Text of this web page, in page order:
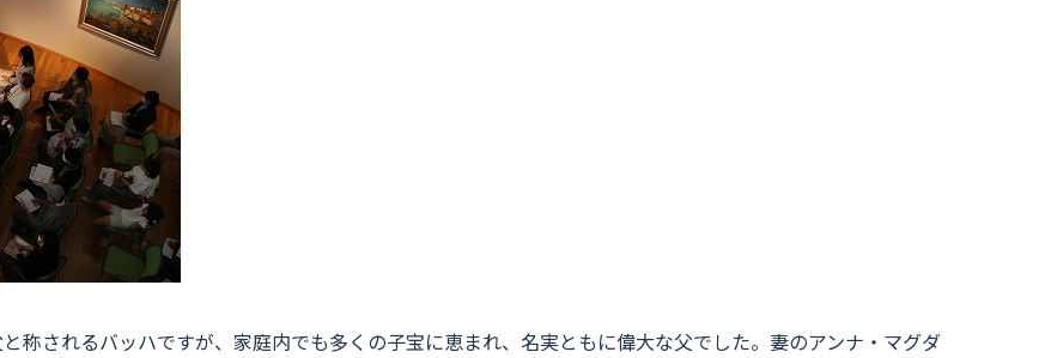
称されるバッハですが、家庭内でも多くの子宝に恵まれ、名実ともに偉大な父でした。妻のアンナ・マグダ